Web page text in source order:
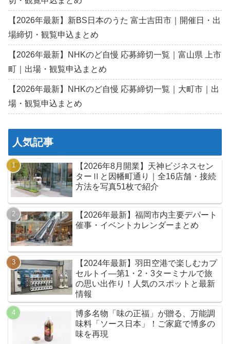
【2026年最新】新BS日本のうた 富士吉田市｜開催日・出
場締切・観覧申込まとめ
【2026年最新】NHKのど自慢 応募締切一覧｜富山県 上市
町｜出場・観覧申込まとめ
【2026年最新】NHKのど自慢 応募締切一覧｜大町市｜出
場・観覧申込まとめ
人気記事
【2026年8月開業】天神ビジネスセン
ターⅡと因幡町通り｜全16店舗・接続
方法を写真51枚で紹介
【2026年最新】福岡市内主要デパート
催事・イベントカレンダーまとめ
【2024年最新】羽田空港で楽しむカプ
セルトイ—第1・2・3ターミナルで旅
の思い出作り！人気のスポットと最新
情報
博多名物「味の正福」が贈る、万能調
味料「ソース日本」！ご家庭で博多の
味を再現